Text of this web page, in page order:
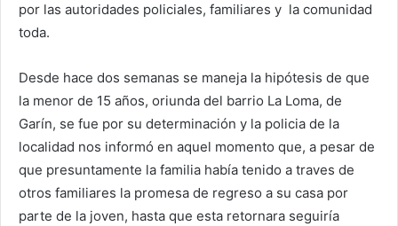
por las autoridades policiales, familiares y la comunidad
toda.
Desde hace dos semanas se maneja la hipótesis de que
la menor de 15 años, oriunda del barrio La Loma, de
Garín, se fue por su determinación y la policia de la
localidad nos informó en aquel momento que, a pesar de
que presuntamente la familia había tenido a traves de
otros familiares la promesa de regreso a su casa por
parte de la joven, hasta que esta retornara seguiría